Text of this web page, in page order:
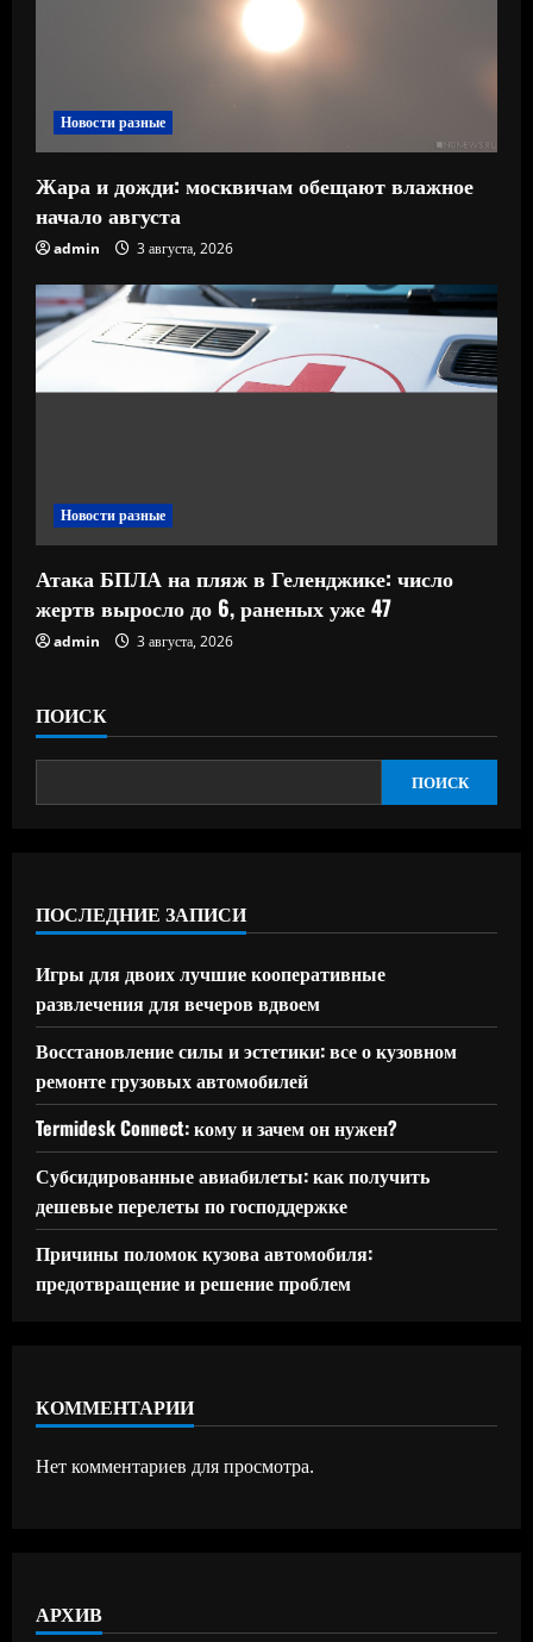
Новости разные
Жара и дожди: москвичам обещают влажное
начало августа
admin 3 августа, 2026
Новости разные
Атака БПЛА на пляж в Геленджике: число
жертв выросло до 6, раненых уже 47
admin 3 августа, 2026
ПОИСК
ПОИСК
ПОСЛЕДНИЕ ЗАПИСИ
Игры для двоих лучшие кооперативные
развлечения для вечеров вдвоем
Восстановление силы и эстетики: все о кузовном
ремонте грузовых автомобилей
Termidesk Connect: кому и зачем он нужен?
Субсидированные авиабилеты: как получить
дешевые перелеты по господдержке
Причины поломок кузова автомобиля:
предотвращение и решение проблем
КОММЕНТАРИИ
Нет комментариев для просмотра.
АРХИВ